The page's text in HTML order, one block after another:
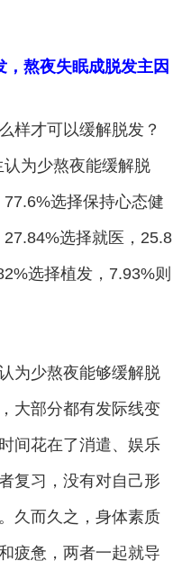
熬夜失眠成脱发主因
样才可以缓解脱发？
为少熬夜能缓解脱
选择保持心态健
选择就医，25.8
选择植发，7.93%则
为少熬夜能够缓解脱
大部分都有发际线变
间花在了消遣、娱乐
复习，没有对自己形
久而久之，身体素质
疲惫，两者一起就导